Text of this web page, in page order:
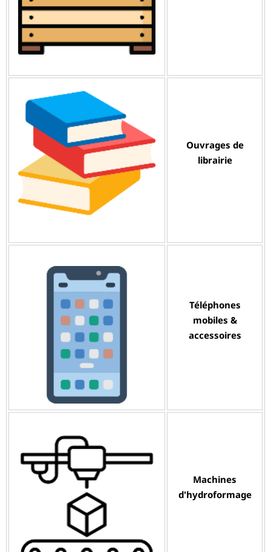
Ouvrages de
librairie
Téléphones
mobiles &
accessoires
Machines
d'hydroformage